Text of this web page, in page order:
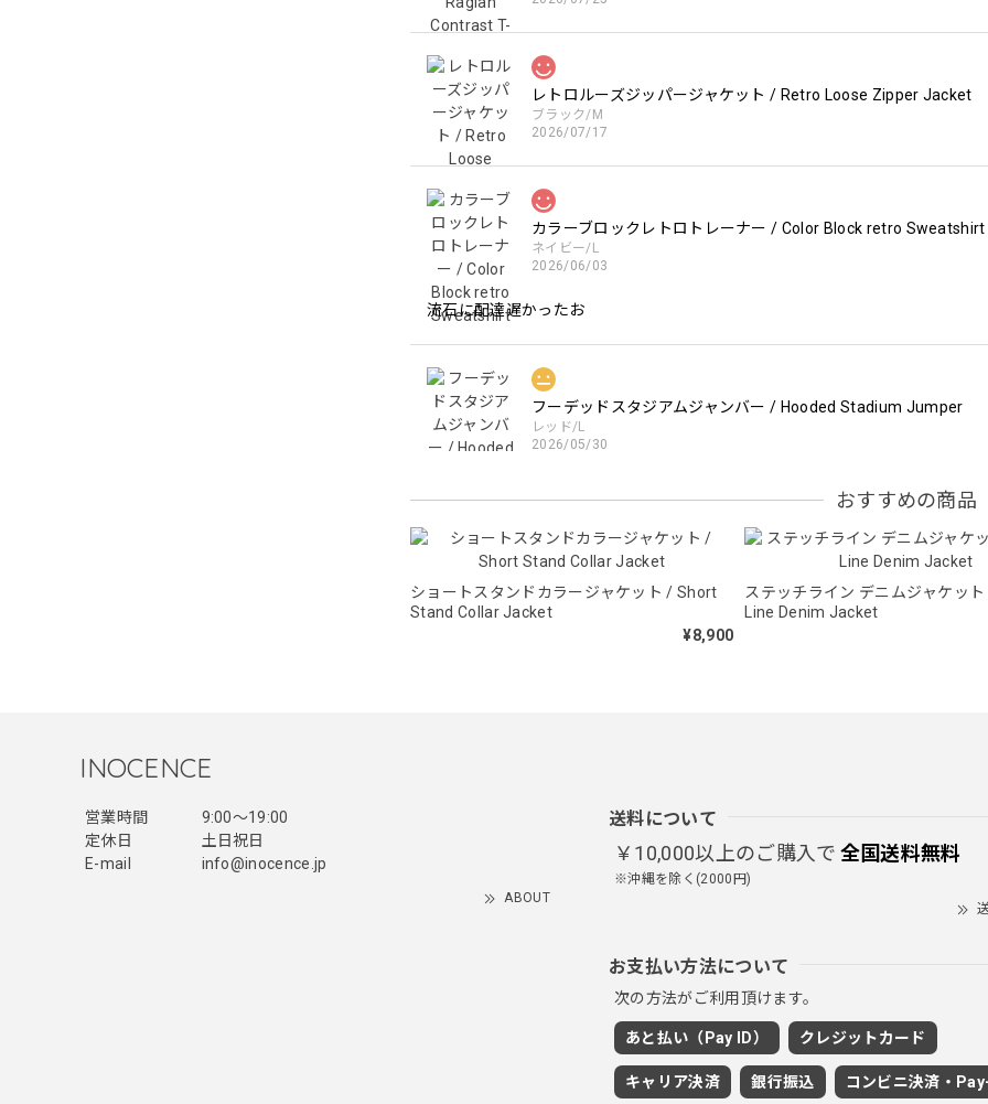
レトロルーズジッパージャケット / Retro Loose Zipper Jacket
ブラック/M
2026/07/17
カラーブロックレトロトレーナー / Color Block retro Sweatshirt
ネイビー/L
2026/06/03
流石に配達遅かったお
フーデッドスタジアムジャンバー / Hooded Stadium Jumper
レッド/L
2026/05/30
フーデッドスタジアムジャンバー / Hooded Stadium Jumper
ブラック/L
スタンドカラーレトロジャケット / Stand Collar Retro Jacket
オフホワイト/M
ルーズワイドパンツ / Loose Wide Pants
おすすめの商品
ショートスタンドカラージャケット / Short
Stand Collar Jacket
¥8,900
ステッチライン デニムジャケッ
Line Denim Jacket
INOCENCE
営業時間
9:00〜19:00
定休日
土日祝日
E-mail
info@inocence.jp
ABOUT
送料について
￥10,000以上のご購入で 全国送料無料
※沖縄を除く(2000円)
お支払い方法について
次の方法がご利用頂けます。
あと払い（Pay ID） クレジットカード
キャリア決済 銀行振込 コンビニ決済・